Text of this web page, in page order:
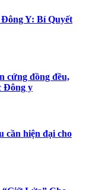
Đông Y: Bí Quyết
cứng đồng đều,
Đông y
cần hiện đại cho